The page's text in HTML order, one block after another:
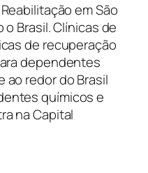
em São
Brasil. Clínicas de
de recuperação
dependentes
ao redor do Brasil
químicos e
na Capital